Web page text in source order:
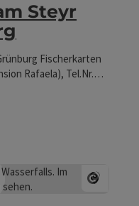
Steyr
Fischerkarten
Rafaela), Tel.Nr.
für
erforderlich.
am Steyr Fluss in